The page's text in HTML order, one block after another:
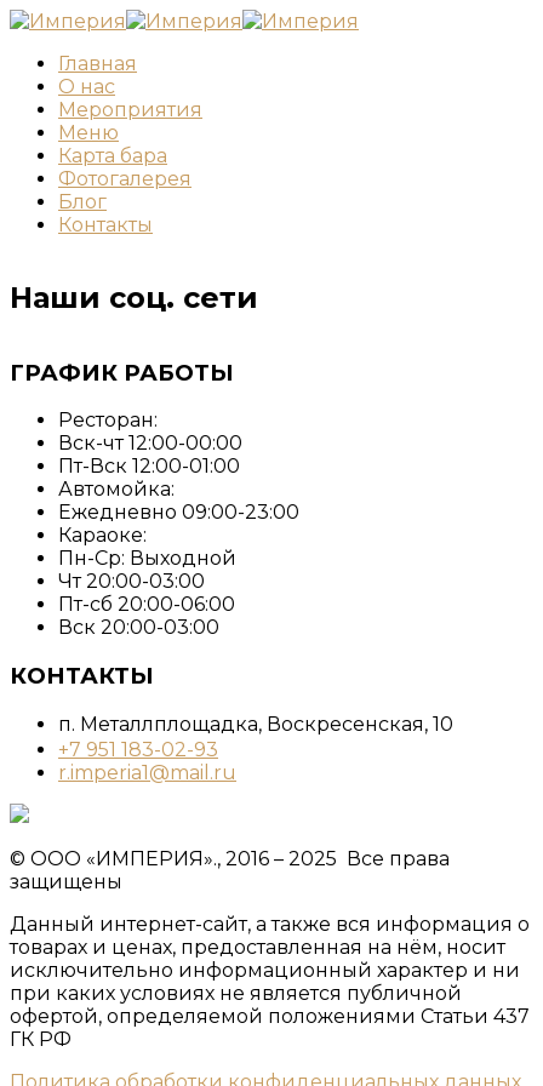
Главная
О нас
Мероприятия
Меню
Карта бара
Фотогалерея
Блог
Контакты
Наши соц. сети
ГРАФИК РАБОТЫ
Ресторан:
Вск-чт 12:00-00:00
Пт-Вск 12:00-01:00
Автомойка:
Ежедневно 09:00-23:00
Караоке:
Пн-Ср: Выходной
Чт 20:00-03:00
Пт-сб 20:00-06:00
Вск 20:00-03:00
КОНТАКТЫ
п. Металлплощадка, ​Воскресенская, 10​
+7 951 183-02-93
r.imperia1@mail.ru
© ООО «ИМПЕРИЯ»., 2016 – 2025 Все права
защищены
Данный интернет-сайт, а также вся информация о
товарах и ценах, предоставленная на нём, носит
исключительно информационный характер и ни
при каких условиях не является публичной
офертой, определяемой положениями Статьи 437
ГК РФ